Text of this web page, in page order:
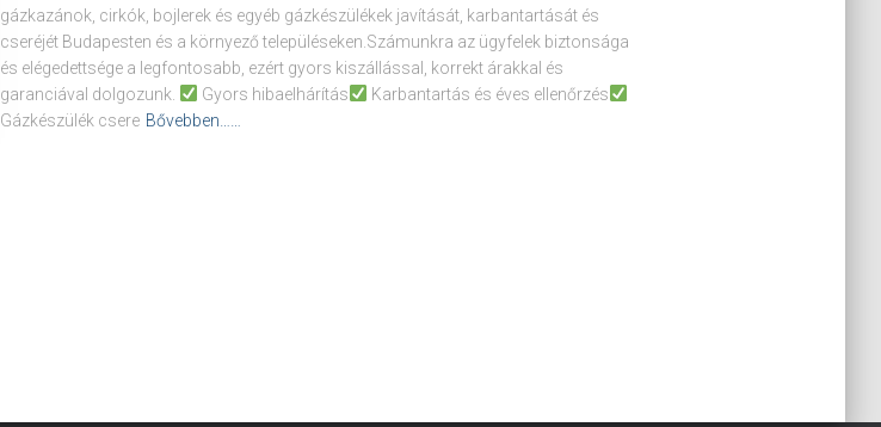
gázkazánok, cirkók, bojlerek és egyéb gázkészülékek javítását, karbantartását és
cseréjét Budapesten és a környező településeken.Számunkra az ügyfelek biztonsága
és elégedettsége a legfontosabb, ezért gyors kiszállással, korrekt árakkal és
garanciával dolgozunk.
Gyors hibaelhárítás
Karbantartás és éves ellenőrzés
Gázkészülék csere Bővebben……